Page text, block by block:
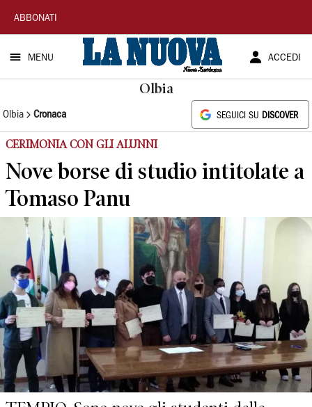
La
Nuova
Sardegna
ABBONATI
MENU ACCEDI
Olbia
Olbia Cronaca SEGUICI SU DISCOVER
CERIMONIA CON GLI ALUNNI
Nove borse di studio intitolate a
Tomaso Panu